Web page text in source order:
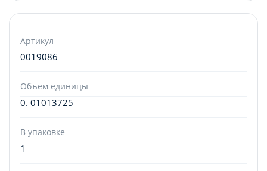
Артикул
0019086
Объем единицы
0. 01013725
В упаковке
1